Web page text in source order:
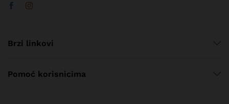
Brzi linkovi
Pomoć korisnicima